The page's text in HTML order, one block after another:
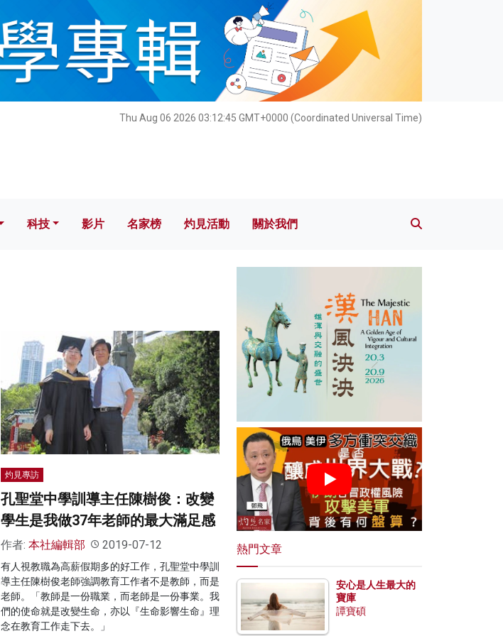
Thu Aug 06 2026 03:12:46 GMT+0000 (Coordinated Universal Time)
科技 影片 名家榜 灼見活動 關於我們
科技 影片 名家榜 灼見活動 關於我們
灼見專訪
孔聖堂中學訓導主任陳樹俊：改變
學生是我做37年老師的最大滿足感
作者: 本社編輯部 2019-07-12
有人視教職為高薪假期多的好工作，孔聖堂中學訓
導主任陳樹俊老師強調教育工作者不是教師，而是
老師。「教師是一份職業，而老師是一份事業。我
們的使命就是改變生命，亦以『生命影響生命』理
念在教育工作走下去。」
熱門文章
安心是人生最大的
寶庫
譚寶碩